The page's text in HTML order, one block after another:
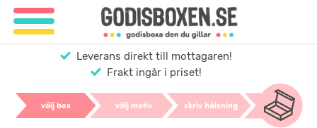
Leverans direkt till mottagaren!
Frakt ingår i priset!
välj box välj motiv skriv hälsning